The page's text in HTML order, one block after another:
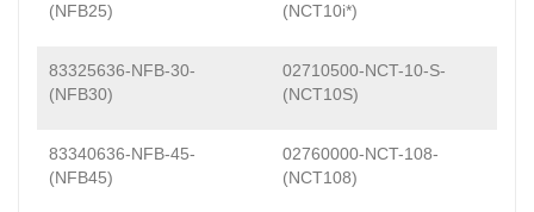
(NFB25)
(NCT10i*)
83325636-NFB-30-
(NFB30)
02710500-NCT-10-S-
(NCT10S)
83340636-NFB-45-
(NFB45)
02760000-NCT-108-
(NCT108)